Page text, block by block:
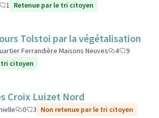
1 Retenue par le tri citoyen
Tolstoi par la végétalisation
Ferrandière Maisons Neuves 4
9
tri citoyen
Croix Luizet Nord
0 3 Non retenue par le tri citoyen